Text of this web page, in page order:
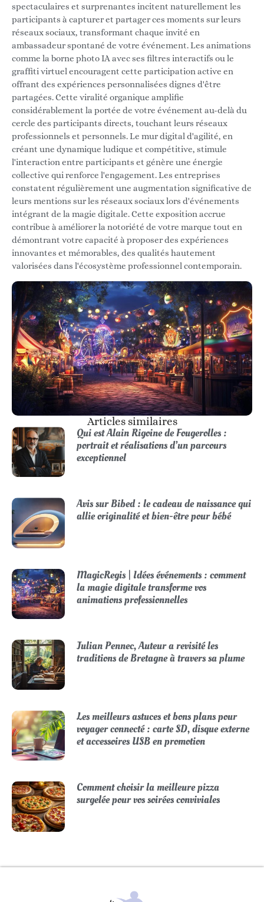
spectaculaires et surprenantes incitent naturellement les
participants à capturer et partager ces moments sur leurs
réseaux sociaux, transformant chaque invité en
ambassadeur spontané de votre événement. Les animations
comme la borne photo IA avec ses filtres interactifs ou le
graffiti virtuel encouragent cette participation active en
offrant des expériences personnalisées dignes d'être
partagées. Cette viralité organique amplifie
considérablement la portée de votre événement au-delà du
cercle des participants directs, touchant leurs réseaux
professionnels et personnels. Le mur digital d'agilité, en
créant une dynamique ludique et compétitive, stimule
l'interaction entre participants et génère une énergie
collective qui renforce l'engagement. Les entreprises
constatent régulièrement une augmentation significative de
leurs mentions sur les réseaux sociaux lors d'événements
intégrant de la magie digitale. Cette exposition accrue
contribue à améliorer la notoriété de votre marque tout en
démontrant votre capacité à proposer des expériences
innovantes et mémorables, des qualités hautement
valorisées dans l'écosystème professionnel contemporain.
Articles similaires
Qui est Alain Rigoine de Fougerolles :
portrait et réalisations d’un parcours
exceptionnel
Avis sur Bibed : le cadeau de naissance qui
allie originalité et bien-être pour bébé
MagicRegis | Idées événements : comment
la magie digitale transforme vos
animations professionnelles
Julian Pennec, Auteur a revisité les
traditions de Bretagne à travers sa plume
Les meilleurs astuces et bons plans pour
voyager connecté : carte SD, disque externe
et accessoires USB en promotion
Comment choisir la meilleure pizza
surgelée pour vos soirées conviviales